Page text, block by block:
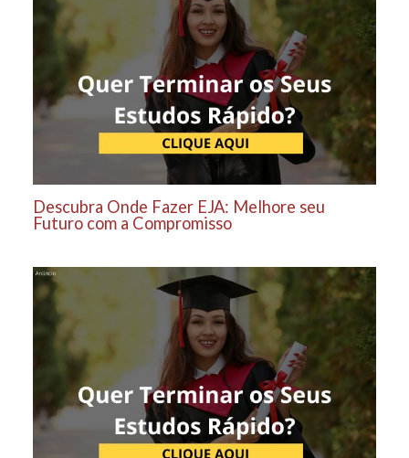
Descubra Onde Fazer EJA: Melhore seu
Futuro com a Compromisso